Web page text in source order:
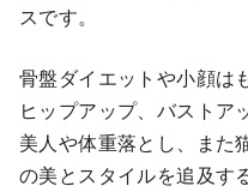
スです。
骨盤ダイエットや小顔は
ヒップアップ、バストア
美人や体重落とし、また
の美とスタイルを追及す